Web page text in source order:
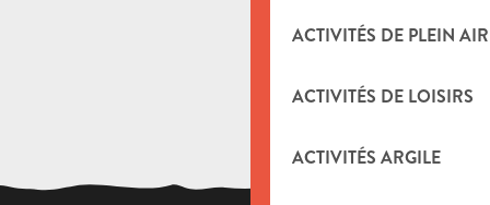
ACTIVITÉS DE PLEIN AIR
ACTIVITÉS DE LOISIRS
ACTIVITÉS ARGILE